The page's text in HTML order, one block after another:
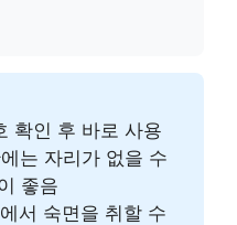
확인 후 바로 사용
는 자리가 없을 수
좋음
서 숙면을 취할 수